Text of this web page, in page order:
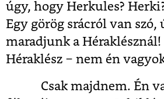
úgy, hogy Herkules?
Egy görög srácról van szó,
maradjunk a Héraklésznál!
Héraklész ‒ nem én
Csak majdnem. Én